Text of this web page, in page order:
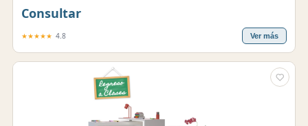
Consultar
★★★★★ 4.8 Ver más